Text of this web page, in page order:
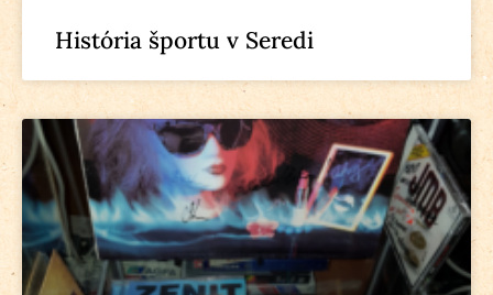
História športu v Seredi